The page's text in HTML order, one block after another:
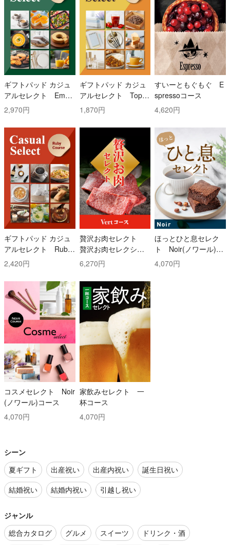
ギフトパッド カジュ
アルセレクト Emer
ald(エメラルド)コー
ス
2,970円
ギフトパッド カジュ
アルセレクト Topaz
(トパーズ)コース
1,870円
すいーともぐもぐ E
spressoコース
4,620円
ギフトパッド カジュ
アルセレクト Ruby
(ルビー)コース
2,420円
贅沢お肉セレクト
贅沢お肉セレクショ
ン 5000円コース
6,270円
ほっとひと息セレク
ト Noir(ノワール)コ
ース
4,070円
コスメセレクト Noir
(ノワール)コース
4,070円
家飲みセレクト 一
杯コース
4,070円
シーン
夏ギフト
出産祝い 出産内祝い
誕生日祝い
結婚祝い
結婚内祝い 引越し祝い
ジャンル
総合カタログ
グルメ スイーツ
ドリンク・酒